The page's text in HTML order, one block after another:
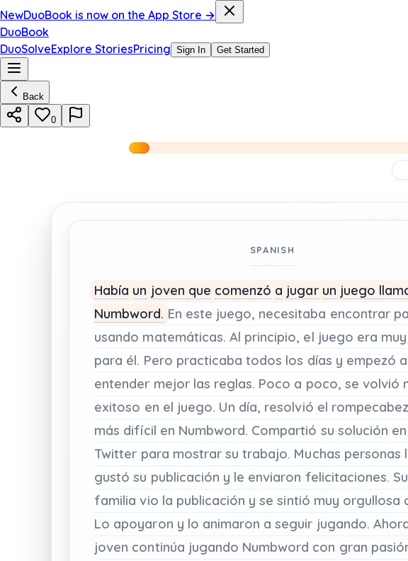
NewDuoBook is now on the App Store →
DuoBook
DuoSolveExplore StoriesPricing Sign In Get Started
Back
0
SPANISH
Había un joven que comenzó a jugar un juego
Numbword. En este juego, necesitaba encontrar
usando matemáticas. Al principio, el juego era muy
para él. Pero practicaba todos los días y empezó a
entender mejor las reglas. Poco a poco, se volvió
exitoso en el juego. Un día, resolvió el
más difícil en Numbword. Compartió su solución en
Twitter para mostrar su trabajo. Muchas personas
gustó su publicación y le enviaron felicitaciones. Su
familiavio la publicación y se sintió muy orgullosa
Lo apoyaron y lo animaron a seguir jugando.
joven continúa jugando Numbword con gran